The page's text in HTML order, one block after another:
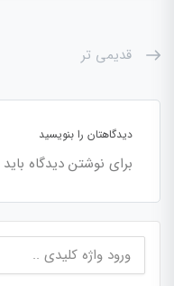
قدیمی تر
دیدگاهتان را بنویسید
برای نوشتن دیدگاه باید
برای: